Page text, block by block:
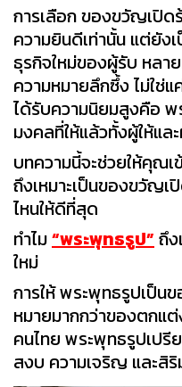
การเลือก ของขวัญเปิด
ความยินดีเท่านั้น แต่ยัง
ธุรกิจใหม่ของผู้รับ หล
ความหมายลึกซึ้ง ไม่ใช่
ได้รับความนิยมสูงคือ
มงคลที่ให้แล้วทั้งผู้ให้แล
บทความนี้จะช่วยให้คุณเ
ถึงเหมาะเป็นของขวัญเ
ไหนให้ดีที่สุด
ทำไม“พระพุทธรูป” ถึ
ใหม่
การให้ พระพุทธรูปเป็น
หมายมากกว่าของตกแต่
คนไทย พระพุทธรูปเปรี
สงบ ความเจริญ และสิ